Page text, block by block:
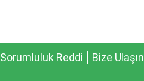
Sorumluluk Reddi Bize Ulaşın